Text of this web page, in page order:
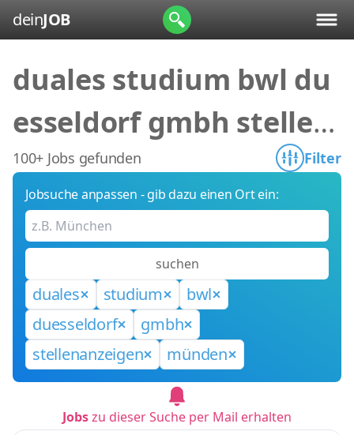
deinJOB
duales studium bwl du
esseldorf gmbh stellen
anzeigen münden
100+ Jobs gefunden Filter
Jobsuche anpassen - gib dazu einen Ort ein:
suchen
duales studium
bwl
duesseldorf
gmbh
stellenanzeigen
münden
Jobszu dieser Suche per Mail erhalten